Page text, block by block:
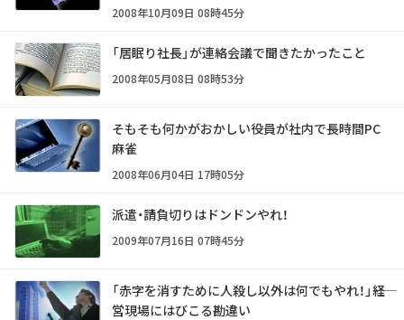
2008年10月09日 08時45分
「居眠り社長」が連絡会議で聞きたかったこと
2008年05月08日 08時53分
そもそも何かがおかしい――役員が社内で長時間PC
麻雀
2008年06月04日 17時05分
派遣・請負切りはドンドンやれ！
2009年07月16日 07時45分
「赤字を消すために人殺し以外は何でもやれ！」――経
営現場にはびこる勘違い